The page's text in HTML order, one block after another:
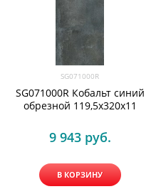
SG071000R
SG071000R Кобальт синий
обрезной 119,5x320х11
9 943 руб.
В КОРЗИНУ